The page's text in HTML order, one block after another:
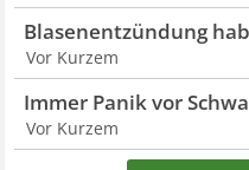
Blasenentzündung
Vor Kurzem
Immer Panik vor
Vor Kurzem